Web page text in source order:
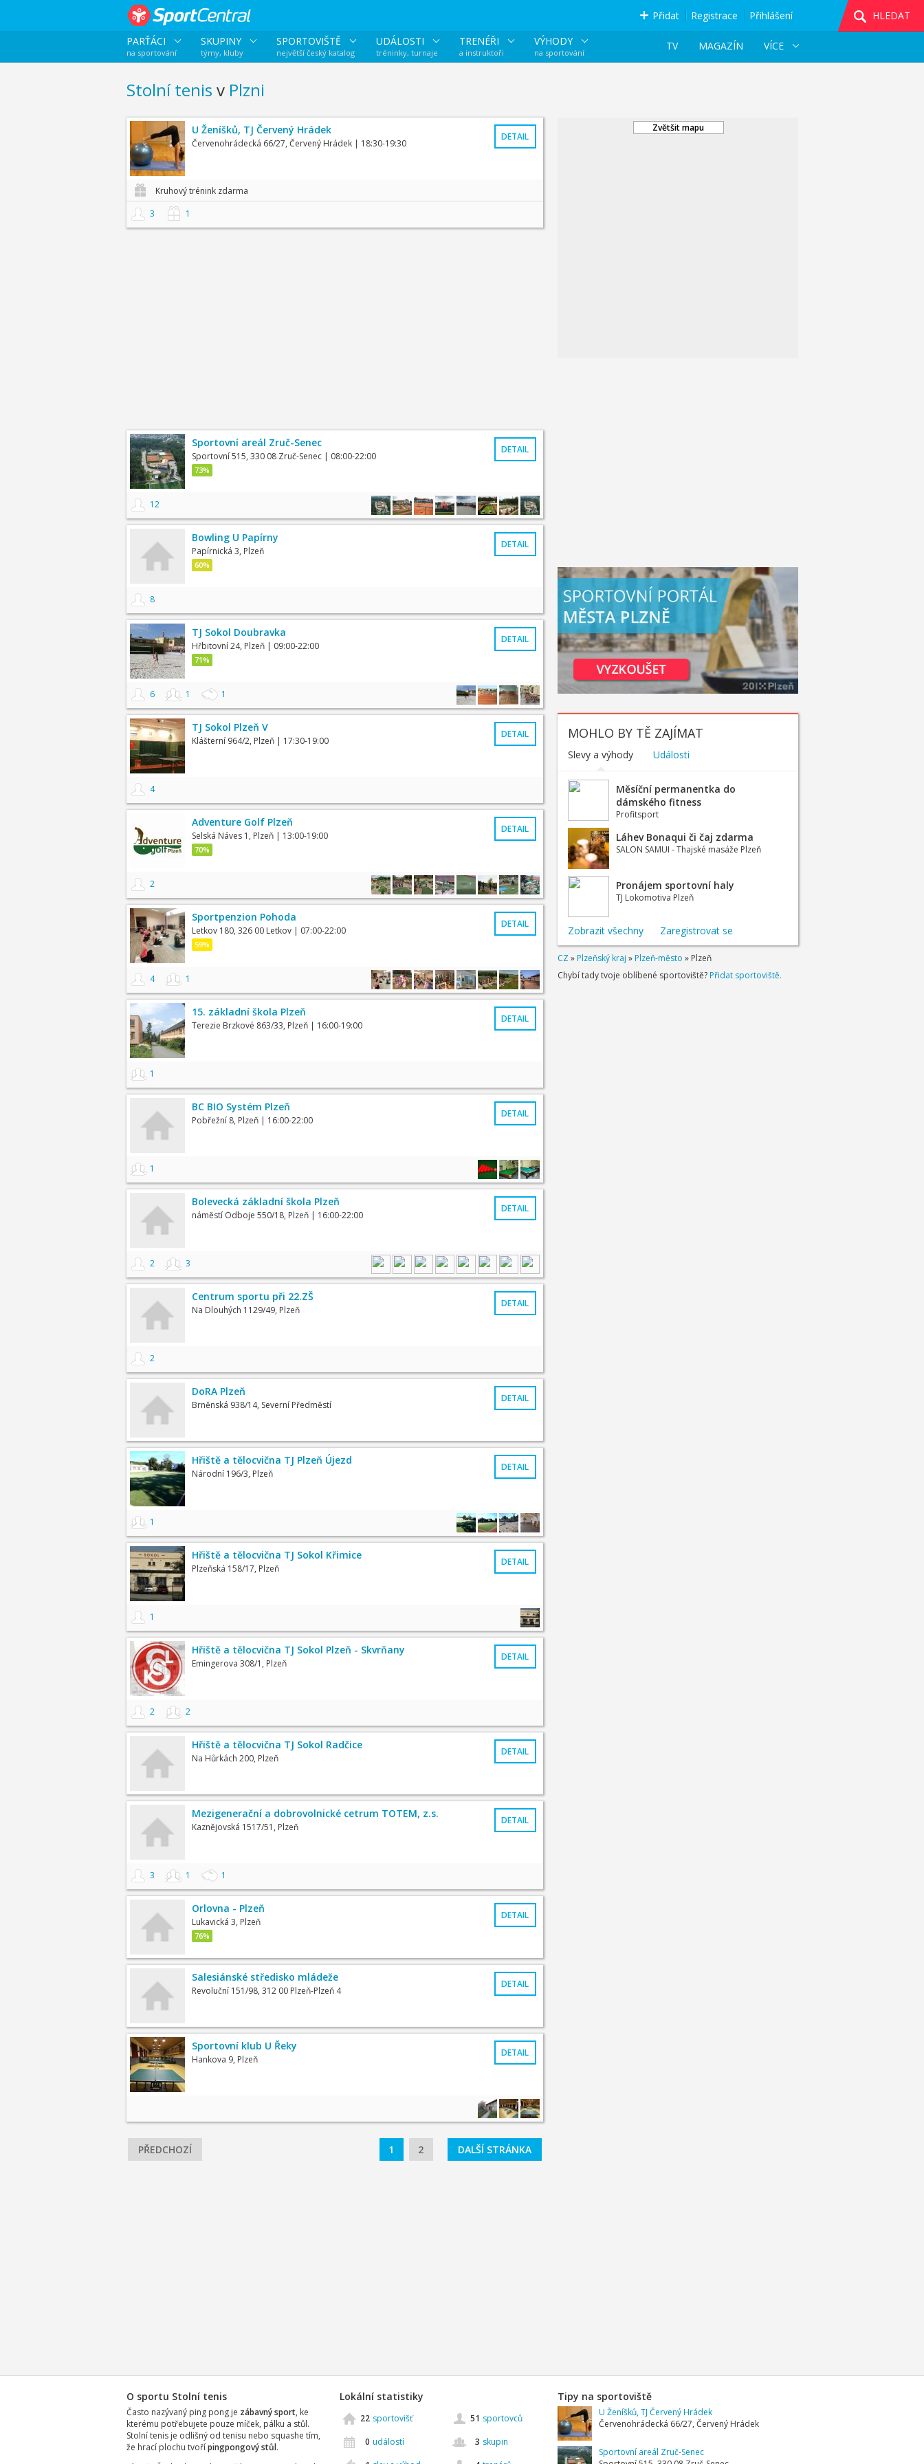
Přidat Registrace Přihlášení
HLEDAT
PARŤÁCI
na sportování
SKUPINY
týmy, kluby
SPORTOVIŠTĚ
největší český katalog
UDÁLOSTI
tréninky, turnaje
TRENÉŘI
a instruktoři
VÝHODY
na sportování
VÍCE
MAGAZÍN
TV
Stolní tenis v Plzni
U Ženíšků, TJ Červený Hrádek
Červenohrádecká 66/27, Červený Hrádek | 18:30-19:30
DETAIL
Kruhový trénink zdarma
3
1
Sportovní areál Zruč-Senec
Sportovní 515, 330 08 Zruč-Senec | 08:00-22:00
73%
DETAIL
12
Bowling U Papírny
Papírnická 3, Plzeň
60%
DETAIL
8
TJ Sokol Doubravka
Hřbitovní 24, Plzeň | 09:00-22:00
71%
DETAIL
6 1 1
TJ Sokol Plzeň V
Klášterní 964/2, Plzeň | 17:30-19:00
DETAIL
4
Adventure Golf Plzeň
Selská Náves 1, Plzeň | 13:00-19:00
70%
DETAIL
2
Sportpenzion Pohoda
Letkov 180, 326 00 Letkov | 07:00-22:00
59%
DETAIL
4 1
15. základní škola Plzeň
Terezie Brzkové 863/33, Plzeň | 16:00-19:00
DETAIL
1
BC BIO Systém Plzeň
Pobřežní 8, Plzeň | 16:00-22:00
DETAIL
1
Bolevecká základní škola Plzeň
náměstí Odboje 550/18, Plzeň | 16:00-22:00
DETAIL
2 3
Centrum sportu při 22.ZŠ
Na Dlouhých 1129/49, Plzeň
DETAIL
2
DoRA Plzeň
Brněnská 938/14, Severní Předměstí
DETAIL
Hřiště a tělocvična TJ Plzeň Újezd
Národní 196/3, Plzeň
DETAIL
1
Hřiště a tělocvična TJ Sokol Křimice
Plzeňská 158/17, Plzeň
DETAIL
1
Hřiště a tělocvična TJ Sokol Plzeň - Skvrňany
Emingerova 308/1, Plzeň
DETAIL
2 2
Hřiště a tělocvična TJ Sokol Radčice
Na Hůrkách 200, Plzeň
DETAIL
Mezigenerační a dobrovolnické cetrum TOTEM, z.s.
Kaznějovská 1517/51, Plzeň
DETAIL
3 1 1
Orlovna - Plzeň
Lukavická 3, Plzeň
76%
DETAIL
Salesiánské středisko mládeže
Revoluční 151/98, 312 00 Plzeň-Plzeň 4
DETAIL
Sportovní klub U Řeky
Hankova 9, Plzeň
DETAIL
PŘEDCHOZÍ 1 2 DALŠÍ STRÁNKA
Zvětšit mapu
MOHLO BY TĚ ZAJÍMAT
Slevy a výhody Události
Měsíční permanentka do
dámského fitness
Profitsport
Láhev Bonaqui či čaj zdarma
SALON SAMUI - Thajské masáže Plzeň
Pronájem sportovní haly
TJ Lokomotiva Plzeň
Zobrazit všechny Zaregistrovat se
CZ» Plzeňský kraj » Plzeň-město » Plzeň
Chybí tady tvoje oblíbené sportoviště? Přidat sportoviště.
O sportu Stolní tenis
Často nazývaný ping pong je zábavný sport, ke
kterému potřebujete pouze míček, pálku a stůl.
Stolní tenis je odlišný od tenisu nebo squashe tím,
že hrací plochu tvořípingpongový stůl.
Lokální statistiky
22 sportovišť 51 sportovců
0 událostí 3 skupin
Tipy na sportoviště
U Ženíšků, TJ Červený Hrádek
Červenohrádecká 66/27, Červený Hrádek
Sportovní areál Zruč-Senec